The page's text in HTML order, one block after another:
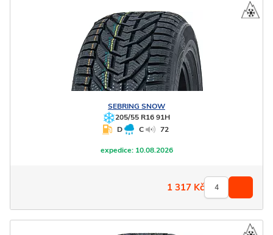
SEBRING SNOW
205/55 R16 91H
D
C 72
expedice:10.08.2026
1 317 Kč